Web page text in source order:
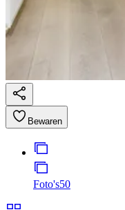
Bewaren
Foto's50